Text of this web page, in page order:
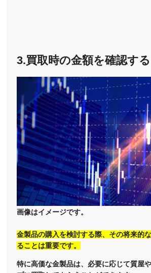
3.買取時の金額を確認する
画像はイメージです。
金製品の購入を検討する際、その将来的
ることは重要です。
特に高価な金製品は、必要に応じて質屋